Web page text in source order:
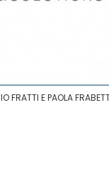
FRATTI E PAOLA